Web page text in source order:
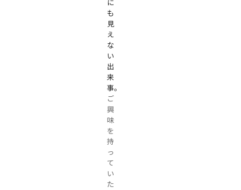
に
も
見
え
な
い
出
来
事。
ご
興
味
を
持
っ
て
い
た